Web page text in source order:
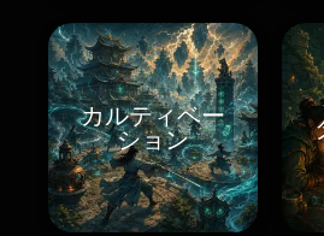
カルティベー
ション